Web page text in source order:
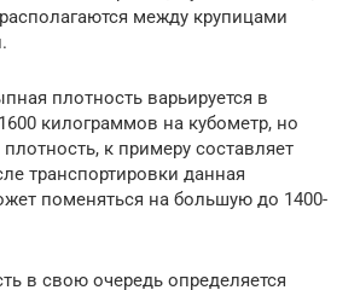
между крупицами
плотность варьируется в
килограммов на кубометр, но
к примеру составляет
транспортировки данная
поменяться на большую до 1400-
в свою очередь определяется